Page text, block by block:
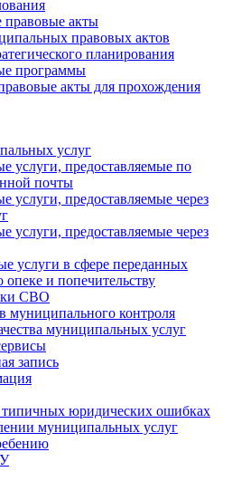
акты
правовых актов
планирования
программы
акты для прохождения
услуг
услуги, предоставляемые по
почты
услуги, предоставляемые через
услуги, предоставляемые через
услуги в сфере переданных
и попечительству
СВО
муниципального контроля
муниципальных услуг
запись
юридических ошибках
муниципальных услуг